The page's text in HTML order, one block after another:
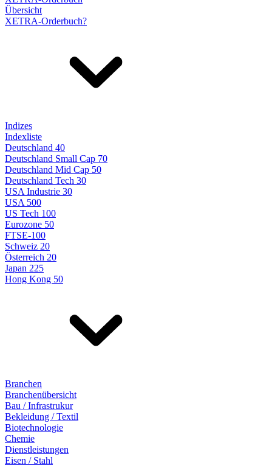
Übersicht
XETRA-Orderbuch?
Indizes
Indexliste
Deutschland 40
Deutschland Small Cap 70
Deutschland Mid Cap 50
Deutschland Tech 30
USA Industrie 30
USA 500
US Tech 100
Eurozone 50
FTSE-100
Schweiz 20
Österreich 20
Japan 225
Hong Kong 50
Branchen
Branchenübersicht
Bau / Infrastrukur
Bekleidung / Textil
Biotechnologie
Chemie
Dienstleistungen
Eisen / Stahl